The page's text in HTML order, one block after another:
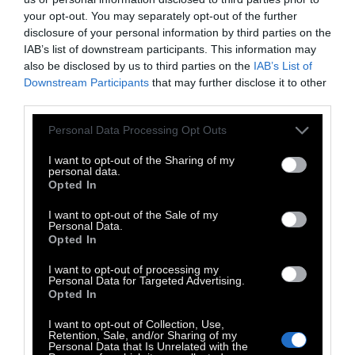
your opt-out. You may separately opt-out of the further
disclosure of your personal information by third parties on the
IAB’s list of downstream participants. This information may
also be disclosed by us to third parties on the IAB’s List of
Downstream Participants that may further disclose it to other
Personal Data Processing Opt Outs
I want to opt-out of the Sharing of my
personal data.
Opted In
I want to opt-out of the Sale of my
Personal Data.
Opted In
I want to opt-out of processing my
Personal Data for Targeted Advertising.
Opted In
I want to opt-out of Collection, Use,
Retention, Sale, and/or Sharing of my
Personal Data that Is Unrelated with the
δήλωσαν συμμετοχή.
Για τις παμπ, αλλά και τα μπαρ ανά τον
κόσμο, ο Ιανουάριος ήταν παραδοσιακά
τόσο αλκοόλ και η οικονομική κρίση δεν
προσπαθούν να αποτοξινωθούν.
Ορισμένες επιχειρήσεις απαντούν με
τιμολογιακή πολιτική, μειώνοντας το
κόστος σε επίπεδα. Άλλες επενδύουν σε
ποιοτικά μη αλκοολούχα ποτά και
«παρθένα» κοκτέιλ, επιχειρώντας να
κοινωνικότητας και όχι αποκλειστικά